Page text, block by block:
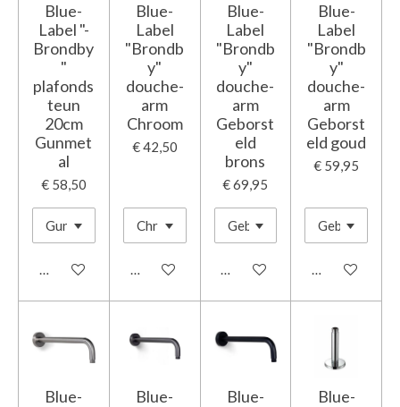
Blue-
Label "-
Brondby
"
plafonds
teun
20cm
Gunmet
al
€ 58,50
In winkelwagen
Blue-
Label
"Brondb
y"
douche-
arm
Chroom
€ 42,50
In winkelwagen
Blue-
Label
"Brondb
y"
douche-
arm
Geborst
eld
brons
€ 69,95
In winkelwagen
Blue-
Label
"Brondb
y"
douche-
arm
Geborst
eld goud
€ 59,95
In
Blue-
Blue-
Blue-
Blue-